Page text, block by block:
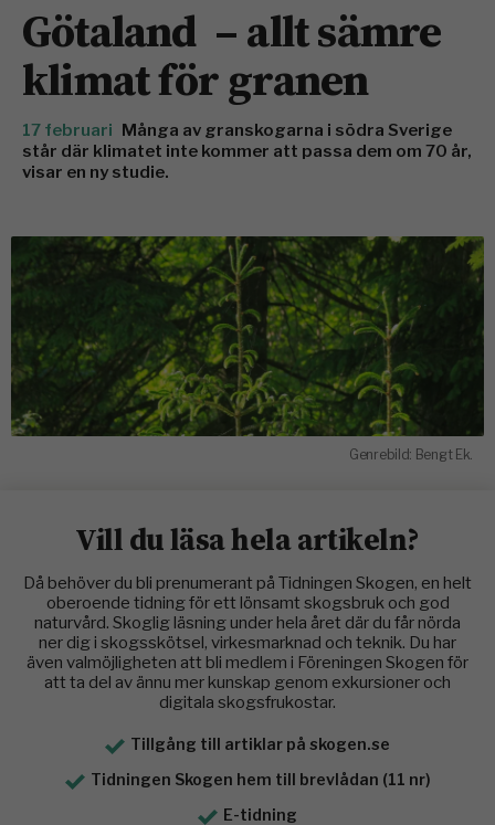
Götaland – allt sämre
klimat för granen
17 februari Många av granskogarna i södra Sverige
står där klimatet inte kommer att passa dem om 70 år,
visar en ny studie.
Genrebild: Bengt Ek.
Vill du läsa hela artikeln?
Då behöver du bli prenumerant på Tidningen Skogen, en helt
oberoende tidning för ett lönsamt skogsbruk och god
naturvård. Skoglig läsning under hela året där du får nörda
ner dig i skogsskötsel, virkesmarknad och teknik. Du har
även valmöjligheten att bli medlem i Föreningen Skogen för
att ta del av ännu mer kunskap genom exkursioner och
digitala skogsfrukostar.
Tillgång till artiklar på skogen.se
Tidningen Skogen hem till brevlådan (11 nr)
E-tidning